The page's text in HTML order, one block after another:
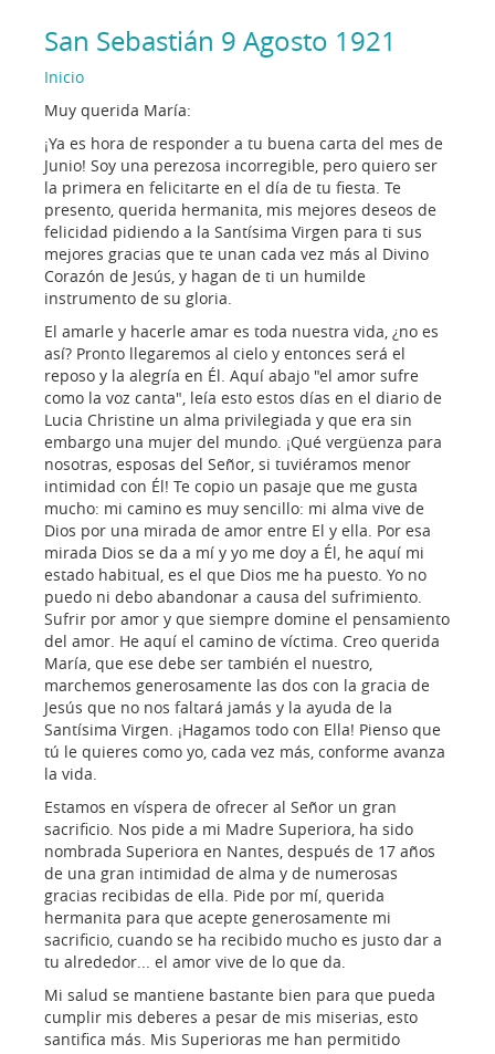
San Sebastián 9 Agosto 1921
Inicio
Muy querida María:
¡Ya es hora de responder a tu buena carta del mes de
Junio! Soy una perezosa incorregible, pero quiero ser
la primera en felicitarte en el día de tu fiesta. Te
presento, querida hermanita, mis mejores deseos de
felicidad pidiendo a la Santísima Virgen para ti sus
mejores gracias que te unan cada vez más al Divino
Corazón de Jesús, y hagan de ti un humilde
instrumento de su gloria.
El amarle y hacerle amar es toda nuestra vida, ¿no es
así? Pronto llegaremos al cielo y entonces será el
reposo y la alegría en Él. Aquí abajo "el amor sufre
como la voz canta", leía esto estos días en el diario de
Lucia Christine un alma privilegiada y que era sin
embargo una mujer del mundo. ¡Qué vergüenza para
nosotras, esposas del Señor, si tuviéramos menor
intimidad con Él! Te copio un pasaje que me gusta
mucho: mi camino es muy sencillo: mi alma vive de
Dios por una mirada de amor entre El y ella. Por esa
mirada Dios se da a mí y yo me doy a Él, he aquí mi
estado habitual, es el que Dios me ha puesto. Yo no
puedo ni debo abandonar a causa del sufrimiento.
Sufrir por amor y que siempre domine el pensamiento
del amor. He aquí el camino de víctima. Creo querida
María, que ese debe ser también el nuestro,
marchemos generosamente las dos con la gracia de
Jesús que no nos faltará jamás y la ayuda de la
Santísima Virgen. ¡Hagamos todo con Ella! Pienso que
tú le quieres como yo, cada vez más, conforme avanza
la vida.
Estamos en víspera de ofrecer al Señor un gran
sacrificio. Nos pide a mi Madre Superiora, ha sido
nombrada Superiora en Nantes, después de 17 años
de una gran intimidad de alma y de numerosas
gracias recibidas de ella. Pide por mí, querida
hermanita para que acepte generosamente mi
sacrificio, cuando se ha recibido mucho es justo dar a
tu alrededor... el amor vive de lo que da.
Mi salud se mantiene bastante bien para que pueda
cumplir mis deberes a pesar de mis miserias, esto
santifica más. Mis Superioras me han permitido